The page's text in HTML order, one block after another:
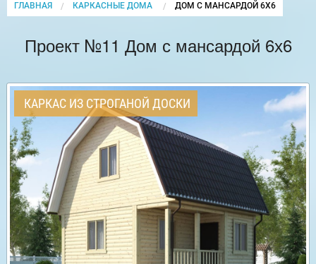
ГЛАВНАЯ КАРКАСНЫЕ ДОМА CURRENT:
ДОМ С МАНСАРДОЙ 6Х6
Проект №11 Дом с мансардой 6х6
КАРКАС ИЗ СТРОГАНОЙ ДОСКИ